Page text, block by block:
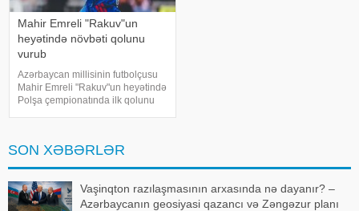
Mahir Emreli "Rakuv"un
heyətində növbəti qolunu
vurub
Azərbaycan millisinin futbolçusu
Mahir Emreli "Rakuv"un heyətində
Polşa çempionatında ilk qolunu
oyununda fərqlənib
SON XƏBƏRLƏR
Vaşinqton razılaşmasının arxasında nə dayanır? –
Azərbaycanın geosiyasi qazancı və Zəngəzur planı